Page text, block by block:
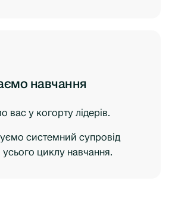
навчання
вас у когорту лідерів.
системний супровід
циклу навчання.